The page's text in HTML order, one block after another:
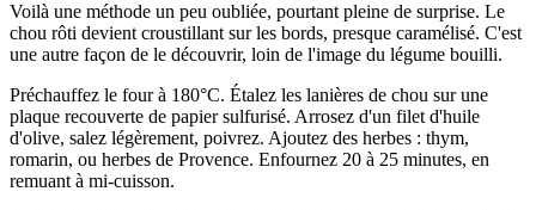
Voilà une méthode un peu oubliée, pourtant pleine de surprise. Le
chou rôti devient croustillant sur les bords, presque caramélisé. C'est
une autre façon de le découvrir, loin de l'image du légume bouilli.
Préchauffez le four à 180°C. Étalez les lanières de chou sur une
plaque recouverte de papier sulfurisé. Arrosez d'un filet d'huile
d'olive, salez légèrement, poivrez. Ajoutez des herbes : thym,
romarin, ou herbes de Provence. Enfournez 20 à 25 minutes, en
remuant à mi-cuisson.